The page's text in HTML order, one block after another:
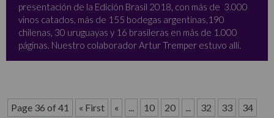
presentación de la Edición Brasil 2018, con más de 3.000
vinos catados, más de 155 bodegas argentinas,190
chilenas, 30 uruguayas y 16 brasileras en más de 1.000
páginas. Nuestro colaborador Artur Tremper estuvo allí.
Page 36 of 41 « First « 10 20 32 33
34